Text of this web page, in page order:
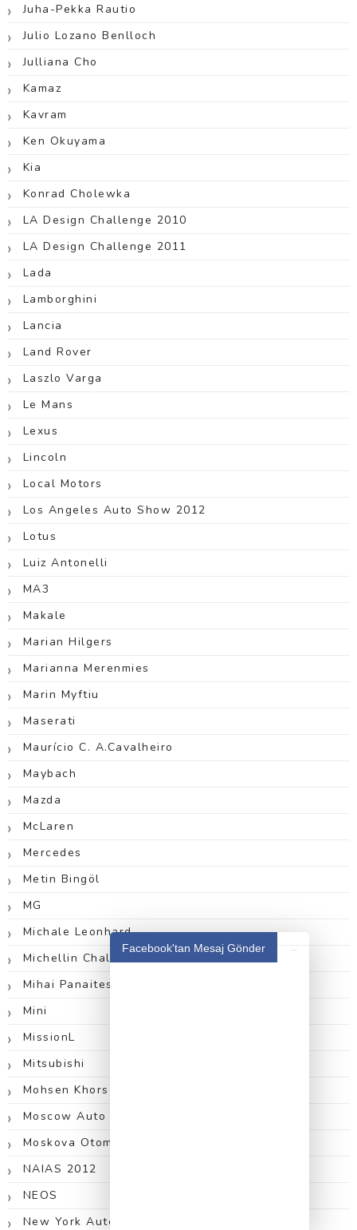
Facebook'tan Mesaj Gönder
Juha-Pekka Rautio
Julio Lozano Benlloch
Julliana Cho
Kamaz
Kavram
Ken Okuyama
Kia
Konrad Cholewka
LA Design Challenge 2010
LA Design Challenge 2011
Lada
Lamborghini
Lancia
Land Rover
Laszlo Varga
Le Mans
Lexus
Lincoln
Local Motors
Los Angeles Auto Show 2012
Lotus
Luiz Antonelli
MA3
Makale
Marian Hilgers
Marianna Merenmies
Marin Myftiu
Maserati
Maurício C. A.Cavalheiro
Maybach
Mazda
McLaren
Mercedes
Metin Bingöl
MG
Michale Leonhard
Michellin Challenge Design 2012
Mihai Panaitescu
Mini
MissionL
Mitsubishi
Mohsen Khorsandi
Moscow Auto Show 2012
Moskova Otomobil Fuarı 2012
NAIAS 2012
NEOS
New York Auto Show 2013